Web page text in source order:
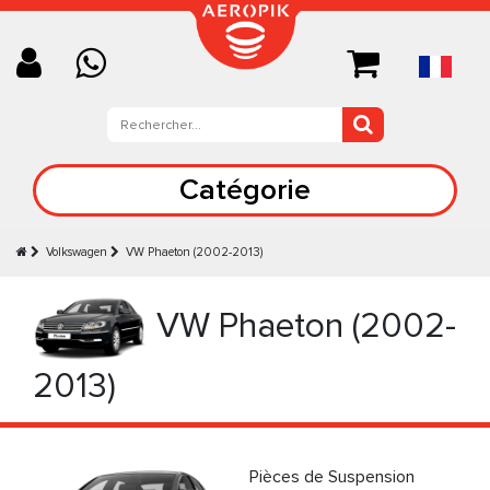
Catégorie
Volkswagen VW Phaeton (2002-2013)
VW Phaeton (2002-
2013)
Pièces de Suspension